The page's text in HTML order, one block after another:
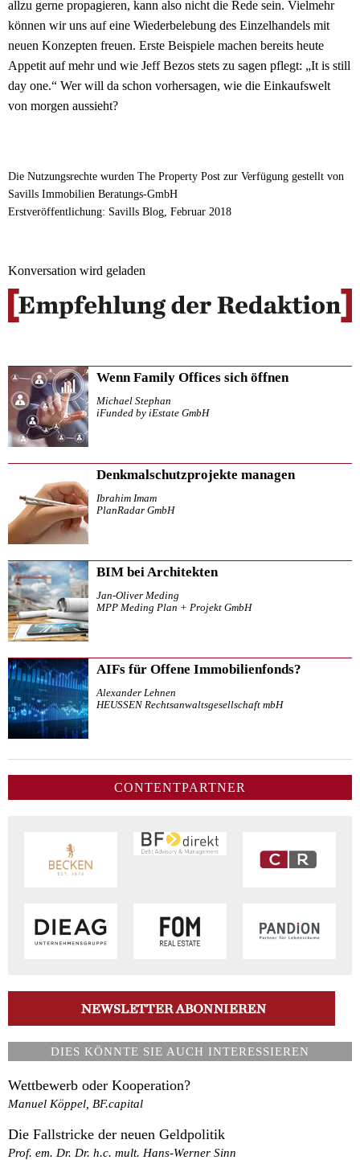
allzu gerne propagieren, kann also nicht die Rede sein. Vielmehr
können wir uns auf eine Wiederbelebung des Einzelhandels mit
neuen Konzepten freuen. Erste Beispiele machen bereits heute
Appetit auf mehr und wie Jeff Bezos stets zu sagen pflegt: „It is still
day one.“ Wer will da schon vorhersagen, wie die Einkaufswelt
von morgen aussieht?
Die Nutzungsrechte wurden The Property Post zur Verfügung gestellt von
Savills Immobilien Beratungs-GmbH
Erstveröffentlichung: Savills Blog, Februar 2018
Konversation wird geladen
Wenn Family Offices sich öffnen
Michael Stephan
iFunded by iEstate GmbH
Denkmalschutzprojekte managen
Ibrahim Imam
PlanRadar GmbH
BIM bei Architekten
Jan-Oliver Meding
MPP Meding Plan + Projekt GmbH
AIFs für Offene Immobilienfonds?
Alexander Lehnen
HEUSSEN Rechtsanwaltsgesellschaft mbH
CONTENTPARTNER
DIES KÖNNTE SIE AUCH INTERESSIEREN
Wettbewerb oder Kooperation?
Manuel Köppel, BF.capital
Die Fallstricke der neuen Geldpolitik
Prof. em. Dr. Dr. h.c. mult. Hans-Werner Sinn